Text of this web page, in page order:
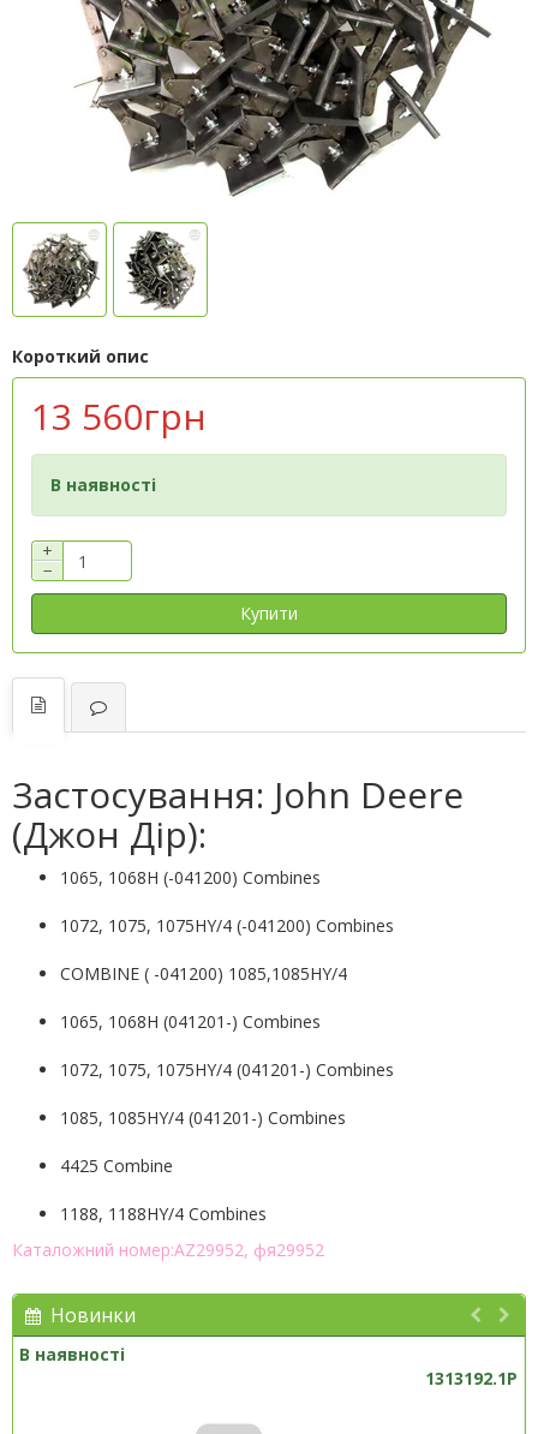
Короткий опис
13 560грн
В наявності
+
−
Купити
Застосування: John Deere
(Джон Дір):
1065, 1068H (-041200) Combines
1072, 1075, 1075HY/4 (-041200) Combines
COMBINE ( -041200) 1085,1085HY/4
1065, 1068H (041201-) Combines
1072, 1075, 1075HY/4 (041201-) Combines
1085, 1085HY/4 (041201-) Combines
4425 Combine
1188, 1188HY/4 Combines
Каталожний номер:AZ29952, фя29952
Новинки
В наявності
1313192.1P